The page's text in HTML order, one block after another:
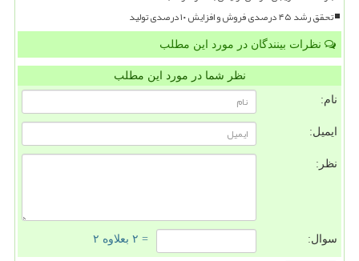
تحقق رشد ۴۵ درصدی فروش و افزایش ۱۰ درصدی تولید
نظرات بینندگان در مورد این مطلب
نظر شما در مورد این مطلب
نام:
ایمیل:
نظر:
سوال: = ۲ بعلاوه ۲